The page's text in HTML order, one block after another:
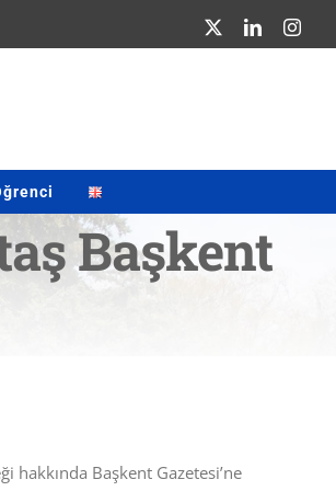
LinkedIn
Başkent
hakkında Başkent Gazetesi’ne